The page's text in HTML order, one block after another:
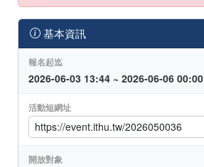
基本資訊
報名起迄
2026-06-03 13:44 ~ 2026-06-06 00:00
活動短網址
開放對象